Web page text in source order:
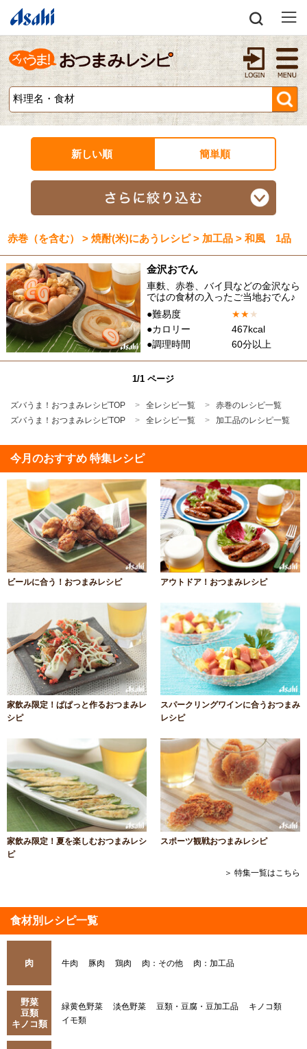
新しい順 簡単順
赤巻（を含む） > 焼酎(米)にあうレシピ > 加工品 > 和風 1品
金沢おでん
車麩、赤巻、バイ貝などの金沢なら
ではの食材の入ったご当地おでん♪
●難易度
★★★
●カロリー
467kcal
●調理時間
60分以上
1/1 ページ
ズバうま！おつまみレシピTOP 全レシピ一覧
赤巻のレシピ一覧
ズバうま！おつまみレシピTOP
全レシピ一覧 加工品のレシピ一覧
今月のおすすめ 特集レシピ
ビールに合う！おつまみレシピ アウトドア！おつまみレシピ
家飲み限定！ぱぱっと作るおつまみレ
シピ
スパークリングワインに合うおつまみ
レシピ
家飲み限定！夏を楽しむおつまみレシ
ピ
スポーツ観戦おつまみレシピ
＞ 特集一覧はこちら
食材別レシピ一覧
肉 牛肉 豚肉 鶏肉 肉：その他 肉：加工品
野菜
豆類
キノコ類
緑黄色野菜 淡色野菜 豆類・豆腐・豆加工品
キノコ類
イモ類